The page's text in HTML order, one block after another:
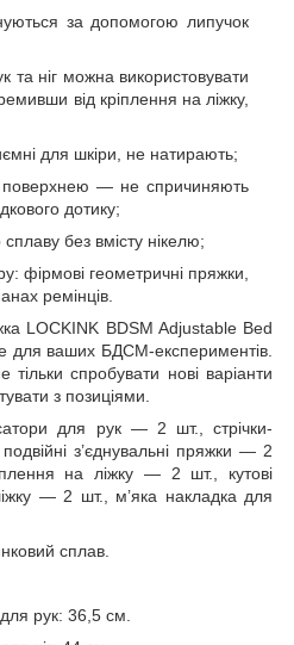
за допомогою липучок
та ніг можна використовувати
від кріплення на ліжку,
для шкіри, не натирають;
— не спричиняють
дотику;
без вмісту нікелю;
фірмові геометричні пряжки,
ремінців.
LOCKINK BDSM Adjustable Bed
для ваших БДСМ-експериментів.
спробувати нові варіанти
з позиціями.
для рук — 2 шт., стрічки-
з’єднувальні пряжки — 2
на ліжку — 2 шт., кутові
— 2 шт., м’яка накладка для
сплав.
рук: 36,5 см.